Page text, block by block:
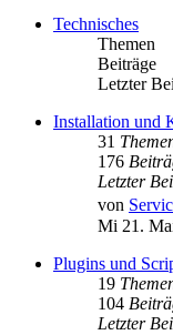
Technisches
Themen
Beiträge
Letzter
Installation und
31
176
Letzter
von
Mi 21.
Plugins und
19
104
Letzter